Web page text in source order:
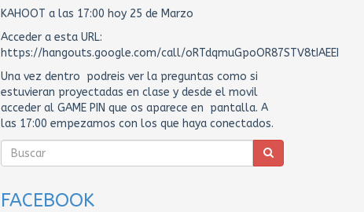
KAHOOT a las 17:00 hoy 25 de Marzo
Acceder a esta URL:
https://hangouts.google.com/call/oRTdqmuGpoOR87STV8tIAEEI
Una vez dentro podreis ver la preguntas como si
estuvieran proyectadas en clase y desde el movil
acceder al GAME PIN que os aparece en pantalla. A
las 17:00 empezamos con los que haya conectados.
FACEBOOK